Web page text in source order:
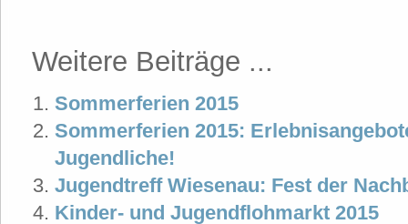
Weitere Beiträge ...
Sommerferien 2015
Sommerferien 2015:
Jugendliche!
Jugendtreff Wiesenau: Fest der
Kinder- und Jugendflohmarkt 2015